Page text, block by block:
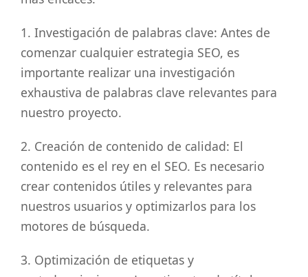
1. Investigación de palabras clave: Antes de
comenzar cualquier estrategia SEO, es
importante realizar una investigación
exhaustiva de palabras clave relevantes para
nuestro proyecto.
2. Creación de contenido de calidad: El
contenido es el rey en el SEO. Es necesario
crear contenidos útiles y relevantes para
nuestros usuarios y optimizarlos para los
motores de búsqueda.
3. Optimización de etiquetas y